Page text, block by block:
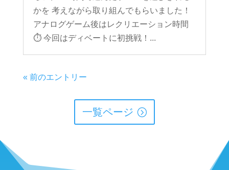
かを 考えながら取り組んでもらいました！
アナログゲーム後はレクリエーション時間
⏱ 今回はディベートに初挑戦！...
« 前のエントリー
一覧ページ